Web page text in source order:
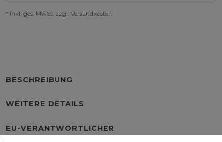
* inkl. ges. MwSt. zzgl. Versandkosten
BESCHREIBUNG
WEITERE DETAILS
EU-VERANTWORTLICHER